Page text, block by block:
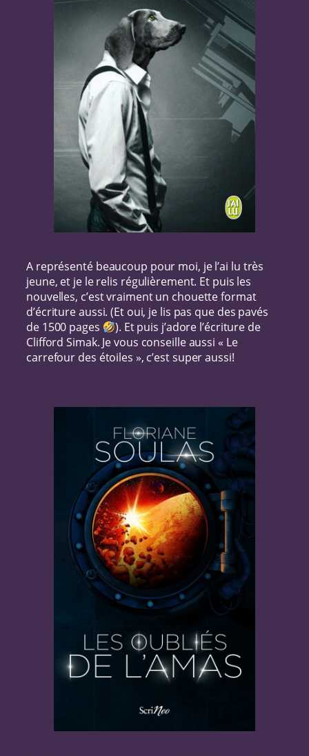
A représenté beaucoup pour moi, je l’ai lu très
jeune, et je le relis régulièrement. Et puis les
nouvelles, c’est vraiment un chouette format
d’écriture aussi. (Et oui, je lis pas que des pavés
de 1500 pages
). Et puis j’adore l’écriture de
Clifford Simak. Je vous conseille aussi « Le
carrefour des étoiles », c’est super aussi!